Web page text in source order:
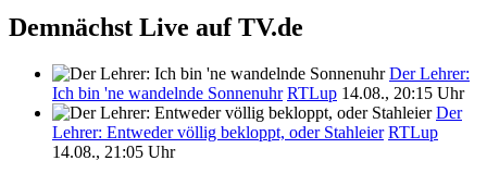
Demnächst Live auf TV.de
Der Lehrer:
Ich bin 'ne wandelnde Sonnenuhr RTLup 14.08., 20:15 Uhr
Der
Lehrer: Entweder völlig bekloppt, oder Stahleier RTLup
14.08., 21:05 Uhr